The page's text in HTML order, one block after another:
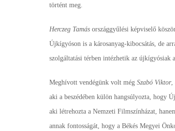
történt meg.
Herczeg Tamás országgyűlési képviselő
Újkígyóson is a károsanyag-kibocsátás, de
szolgáltatási térben intézhetik az újkígyósiak
Meghívott vendégünk volt még Szabó Viktor,
aki a beszédében külön hangsúlyozta, hogy
aki létrehozta a Nemzeti Filmszínházat,
annak fontosságát, hogy a Békés Megyei